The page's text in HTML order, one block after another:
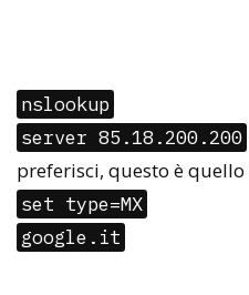
nslookup
server 85.18.200.200
preferisci, questo è
set type=MX
google.it